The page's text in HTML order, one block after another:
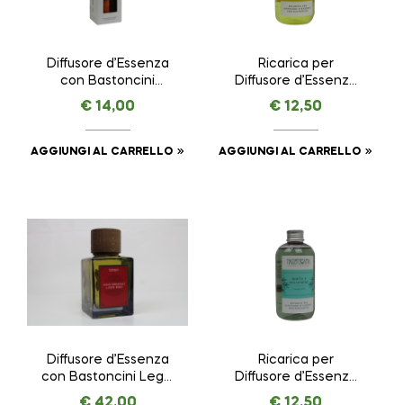
Diffusore d’Essenza
con Bastoncini
Arancio Dolce e
Cannella – Creatività
– NASOTERAPIA da
100 ml
€ 14,00
AGGIUNGI AL CARRELLO
Ricarica per
Diffusore d’Essenza
con Bastoncini Pepe
Nero – Energia –
NASOTERAPIA da 250
ml
€ 12,50
AGGIUNGI AL CARRELLO
Diffusore d’Essenza
con Bastoncini Legni
Orientali e Pepe
Ricarica per
Diffusore d’Essenza
con Bastoncini Mirto